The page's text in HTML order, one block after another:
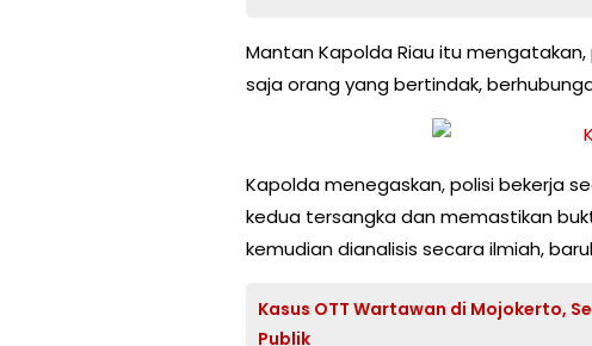
Mantan Kapolda Riau itu
saja orang yang bertindak,
Kapolda menegaskan, polisi bekerja
kedua tersangka dan memastikan
kemudian dianalisis secara ilmiah,
Kasus OTT Wartawan di Mojokerto,
Publik